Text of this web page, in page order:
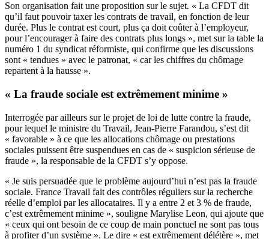
Son organisation fait une proposition sur le sujet. « La CFDT dit
qu’il faut pouvoir taxer les contrats de travail, en fonction de leur
durée. Plus le contrat est court, plus ça doit coûter à l’employeur,
pour l’encourager à faire des contrats plus longs », met sur la table la
numéro 1 du syndicat réformiste, qui confirme que les discussions
sont « tendues » avec le patronat, « car les chiffres du chômage
repartent à la hausse ».
« La fraude sociale est extrêmement minime »
Interrogée par ailleurs sur le projet de loi de lutte contre la fraude,
pour lequel le ministre du Travail, Jean-Pierre Farandou, s’est dit
« favorable » à ce que les allocations chômage ou prestations
sociales puissent être suspendues en cas de « suspicion sérieuse de
fraude », la responsable de la CFDT s’y oppose.
« Je suis persuadée que le problème aujourd’hui n’est pas la fraude
sociale. France Travail fait des contrôles réguliers sur la recherche
réelle d’emploi par les allocataires. Il y a entre 2 et 3 % de fraude,
c’est extrêmement minime », souligne Marylise Leon, qui ajoute que
« ceux qui ont besoin de ce coup de main ponctuel ne sont pas tous
à profiter d’un système ». Le dire « est extrêmement délétère », met